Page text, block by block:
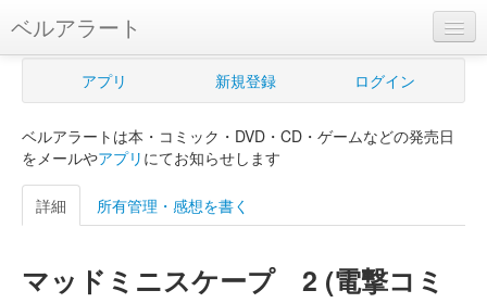
ベルアラート
ベルアラートとは
新規登録
ログイン
購入管理
アプリ 新規登録 ログイン
ベルアラートは本・コミック・DVD・CD・ゲームなどの発売日
をメールやアプリ にてお知らせします
詳細 所有管理・感想を書く
マッドミニスケープ 2 (電撃コミ